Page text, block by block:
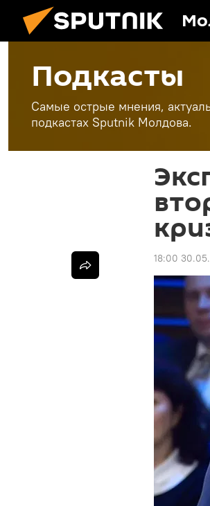
Подкасты
Самые острые мнения,
подкастах Sputnik Молдова.
18:00